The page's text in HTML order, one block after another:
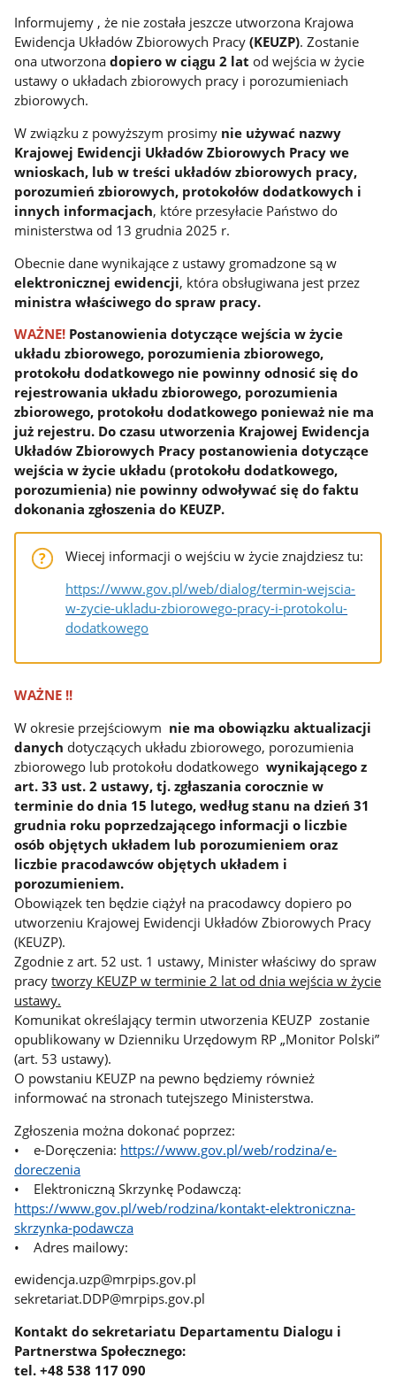
Informujemy , że nie została jeszcze utworzona Krajowa
Ewidencja Układów Zbiorowych Pracy(KEUZP). Zostanie
ona utworzonadopiero w ciągu 2 latod wejścia w życie
ustawy o układach zbiorowych pracy i porozumieniach
zbiorowych.
W związku z powyższym prosimy nie używać nazwy
Krajowej Ewidencji Układów Zbiorowych Pracy we
wnioskach, lub w treści układów zbiorowych pracy,
porozumień zbiorowych, protokołów dodatkowych i
innych informacjach, które przesyłacie Państwo do
ministerstwa od 13 grudnia 2025 r.
Obecnie dane wynikające z ustawy gromadzone są w
elektronicznej ewidencji, która obsługiwana jest przez
ministra właściwego do spraw pracy.
WAŻNE! Postanowienia dotyczące wejścia w życie
układu zbiorowego, porozumienia zbiorowego,
protokołu dodatkowego nie powinny odnosić się do
rejestrowania układu zbiorowego, porozumienia
zbiorowego, protokołu dodatkowego ponieważ nie ma
już rejestru. Do czasu utworzenia Krajowej Ewidencja
Układów Zbiorowych Pracy postanowienia dotyczące
wejścia w życie układu (protokołu dodatkowego,
porozumienia) nie powinny odwoływać się do faktu
dokonania zgłoszenia do KEUZP.
Wiecej informacji o wejściu w życie znajdziesz tu:
https://www.gov.pl/web/dialog/termin-wejscia-
w-zycie-ukladu-zbiorowego-pracy-i-protokolu-
dodatkowego
WAŻNE !!
W okresie przejściowym nie ma obowiązku aktualizacji
danych dotyczących układu zbiorowego, porozumienia
zbiorowego lub protokołu dodatkowegowynikającego z
art. 33 ust. 2 ustawy, tj. zgłaszania corocznie w
terminie do dnia 15 lutego, według stanu na dzień 31
grudnia roku poprzedzającego informacji o liczbie
osób objętych układem lub porozumieniem oraz
liczbie pracodawców objętych układem i
porozumieniem.
Obowiązek ten będzie ciążył na pracodawcy dopiero po
utworzeniu Krajowej Ewidencji Układów Zbiorowych Pracy
(KEUZP).
Zgodnie z art. 52 ust. 1 ustawy, Minister właściwy do spraw
pracytworzy KEUZP w terminie 2 lat od dnia wejścia w życie
ustawy.
Komunikat określający termin utworzenia KEUZP zostanie
opublikowany w Dzienniku Urzędowym RP „Monitor Polski”
(art. 53 ustawy).
O powstaniu KEUZP na pewno będziemy również
informować na stronach tutejszego Ministerstwa.
Zgłoszenia można dokonać poprzez:
• e-Doręczenia: https://www.gov.pl/web/rodzina/e-
doreczenia
• Elektroniczną Skrzynkę Podawczą:
https://www.gov.pl/web/rodzina/kontakt-elektroniczna-
skrzynka-podawcza
• Adres mailowy:
ewidencja.uzp@mrpips.gov.pl
sekretariat.DDP@mrpips.gov.pl
Kontakt do sekretariatu Departamentu Dialogu i
Partnerstwa Społecznego:
tel. +48 538 117 090